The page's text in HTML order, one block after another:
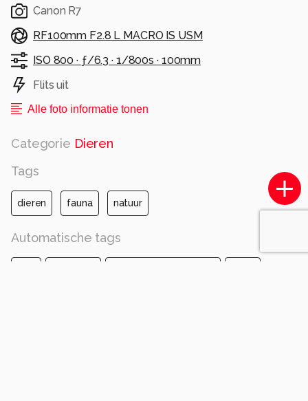
Canon R7
RF100mm F2.8 L MACRO IS USM
ISO 800 · ƒ/6.3 · 1/800s · 100mm
Flits uit
Alle foto informatie tonen
Categorie Dieren
Tags
dieren fauna natuur
Automatische tags